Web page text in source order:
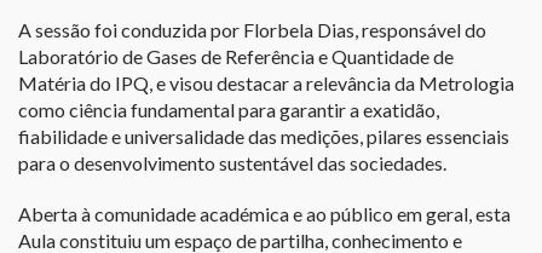
A sessão foi conduzida por Florbela Dias, responsável do
Laboratório de Gases de Referência e Quantidade de
Matéria do IPQ, e visou destacar a relevância da Metrologia
como ciência fundamental para garantir a exatidão,
fiabilidade e universalidade das medições, pilares essenciais
para o desenvolvimento sustentável das sociedades.
Aberta à comunidade académica e ao público em geral, esta
Aula constituiu um espaço de partilha, conhecimento e